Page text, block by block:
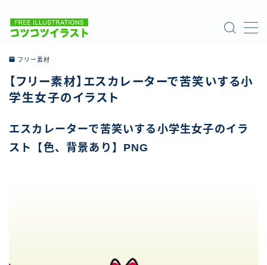
ホーム
お問い合わせ
フリー素材
【フリー素材】エスカレーターで苦笑いする小
学生女子のイラスト
エスカレーターで苦笑いする小学生女子のイラ
スト【色、背景あり】PNG